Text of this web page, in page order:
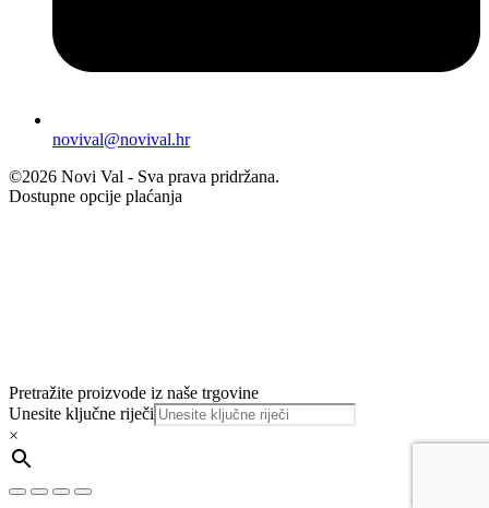
novival@novival.hr
©2026 Novi Val - Sva prava pridržana.
Dostupne opcije plaćanja
Pretražite proizvode iz naše trgovine
Unesite ključne riječi
×